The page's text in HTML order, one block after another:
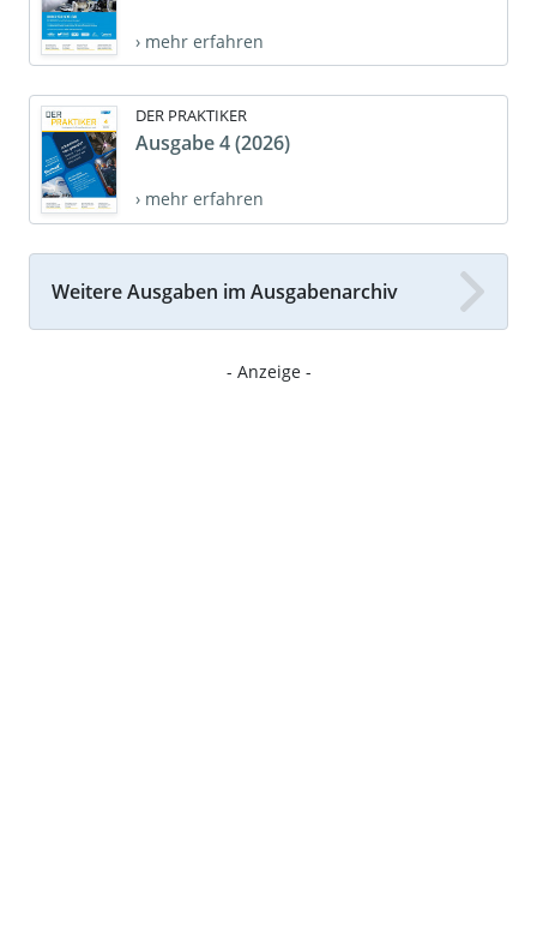
› mehr erfahren
DER PRAKTIKER
Ausgabe 4 (2026)
› mehr erfahren
Weitere Ausgaben im Ausgabenarchiv
- Anzeige -